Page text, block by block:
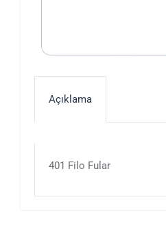
Açıklama
401 Filo Fular